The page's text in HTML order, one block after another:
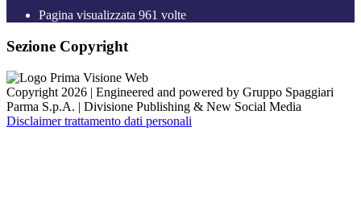
Pagina visualizzata 961 volte
Sezione Copyright
Copyright 2026 | Engineered and powered by Gruppo Spaggiari
Parma S.p.A. | Divisione Publishing & New Social Media
Disclaimer trattamento dati personali